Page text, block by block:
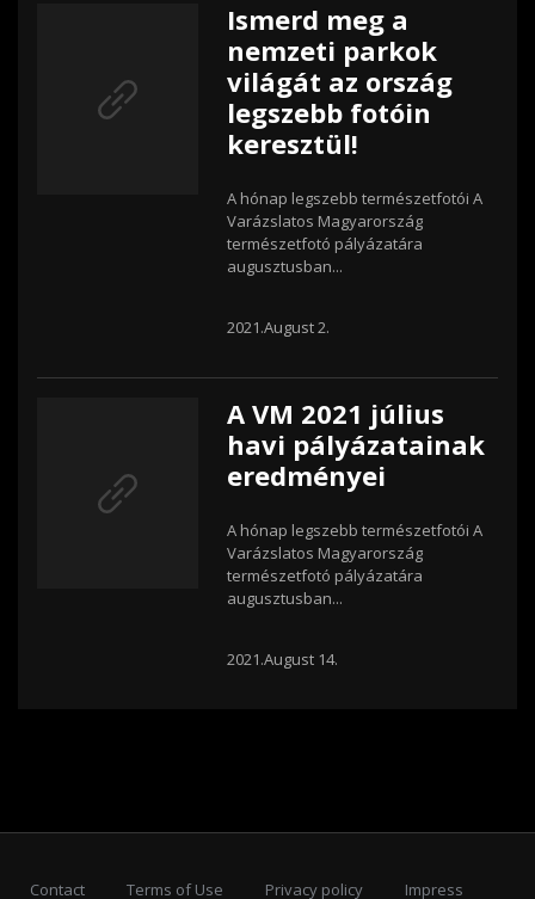
Ismerd meg a
nemzeti parkok
világát az ország
legszebb fotóin
keresztül!
A hónap legszebb természetfotói A
Varázslatos Magyarország
természetfotó pályázatára
augusztusban...
2021.August 2.
A VM 2021 július
havi pályázatainak
eredményei
A hónap legszebb természetfotói A
Varázslatos Magyarország
természetfotó pályázatára
augusztusban...
2021.August 14.
Contact Terms of Use Privacy policy Impress